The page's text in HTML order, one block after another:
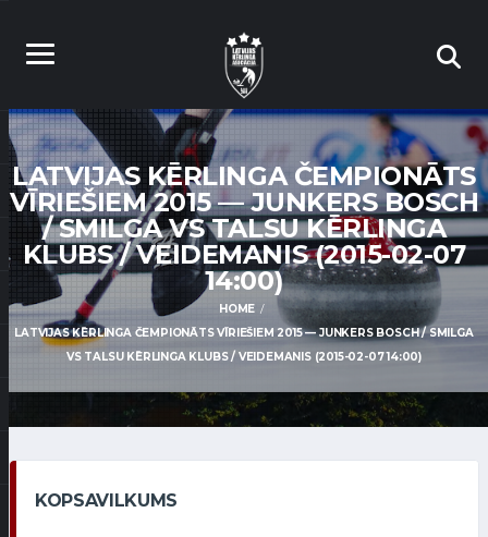
LATVIJAS KĒRLINGA ČEMPIONĀTS
VĪRIEŠIEM 2015 — JUNKERS BOSCH
/ SMILGA VS TALSU KĒRLINGA
KLUBS / VEIDEMANIS (2015-02-07
14:00)
HOME
LATVIJAS KĒRLINGA ČEMPIONĀTS VĪRIEŠIEM 2015 — JUNKERS BOSCH / SMILGA
VS TALSU KĒRLINGA KLUBS / VEIDEMANIS (2015-02-07 14:00)
KOPSAVILKUMS